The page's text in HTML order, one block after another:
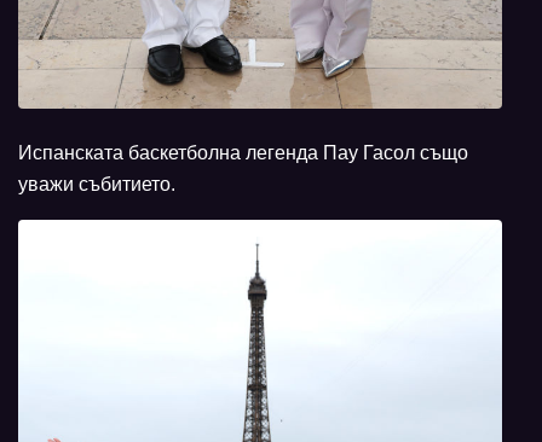
Испанската баскетболна легенда Пау Гасол също
уважи събитието.